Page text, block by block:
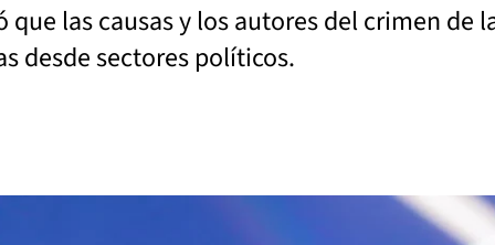
las causas y los autores del crimen de
desde sectores políticos.